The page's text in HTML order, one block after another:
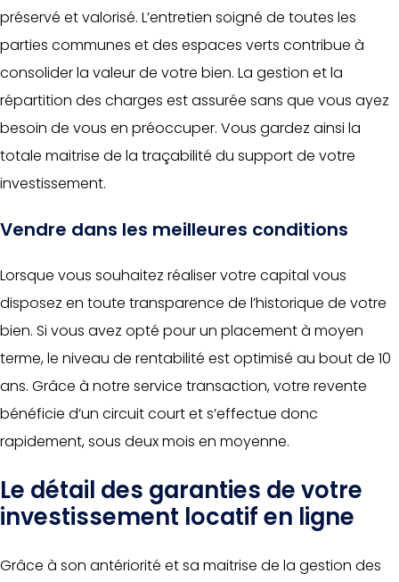
préservé et valorisé. L’entretien soigné de toutes les
parties communes et des espaces verts contribue à
consolider la valeur de votre bien. La gestion et la
répartition des charges est assurée sans que vous ayez
besoin de vous en préoccuper. Vous gardez ainsi la
totale maitrise de la traçabilité du support de votre
investissement.
Vendre dans les meilleures conditions
Lorsque vous souhaitez réaliser votre capital vous
disposez en toute transparence de l’historique de votre
bien. Si vous avez opté pour un placement à moyen
terme, le niveau de rentabilité est optimisé au bout de 10
ans. Grâce à notre service transaction, votre revente
bénéficie d’un circuit court et s’effectue donc
rapidement, sous deux mois en moyenne.
Le détail des garanties de votre
investissement locatif en ligne
Grâce à son antériorité et sa maitrise de la gestion des